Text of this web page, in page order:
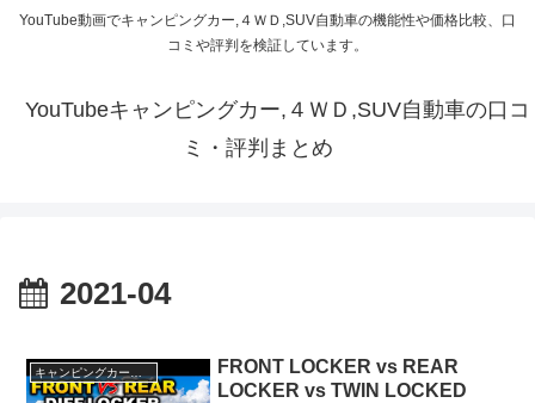
YouTube動画でキャンピングカー,４ＷＤ,SUV自動車の機能性や価格比較、口
コミや評判を検証しています。
YouTubeキャンピングカー,４ＷＤ,SUV自動車の口コ
ミ・評判まとめ
2021-04
FRONT LOCKER vs REAR
LOCKER vs TWIN LOCKED